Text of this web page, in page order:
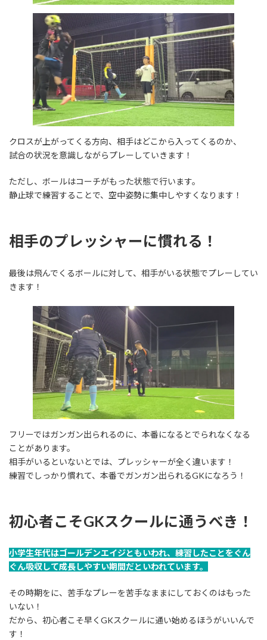
クロスが上がってくる方向、相手はどこから入ってくるのか、
試合の状況を意識しながらプレーしていきます！
ただし、ボールはコーチがもった状態で行います。
静止球で練習することで、空中姿勢に集中しやすくなります！
相手のプレッシャーに慣れる！
最後は飛んでくるボールに対して、相手がいる状態でプレーしてい
きます！
フリーではガンガン出られるのに、本番になるとでられなくなる
ことがあります。
相手がいるといないとでは、プレッシャーが全く違います！
練習でしっかり慣れて、本番でガンガン出られるGKになろう！
初心者こそGKスクールに通うべき！
小学生年代はゴールデンエイジともいわれ、練習したことをぐん
ぐん吸収して成長しやすい期間だといわれています。
その時期をに、苦手なプレーを苦手なままにしておくのはもった
いない！
だから、初心者こそ早くGKスクールに通い始めるほうがいいんで
す！